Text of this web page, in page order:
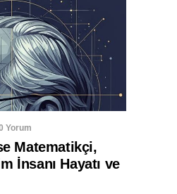
Yorum
Matematikçi,
İnsanı Hayatı ve